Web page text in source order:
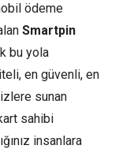
ödeme
Smartpin
bu yola
en güvenli, en
sunan
sahibi
insanlara